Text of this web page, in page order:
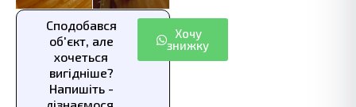
Сподобався
об'єкт, але
хочеться
вигідніше?
Напишіть -
Хочу
знижку